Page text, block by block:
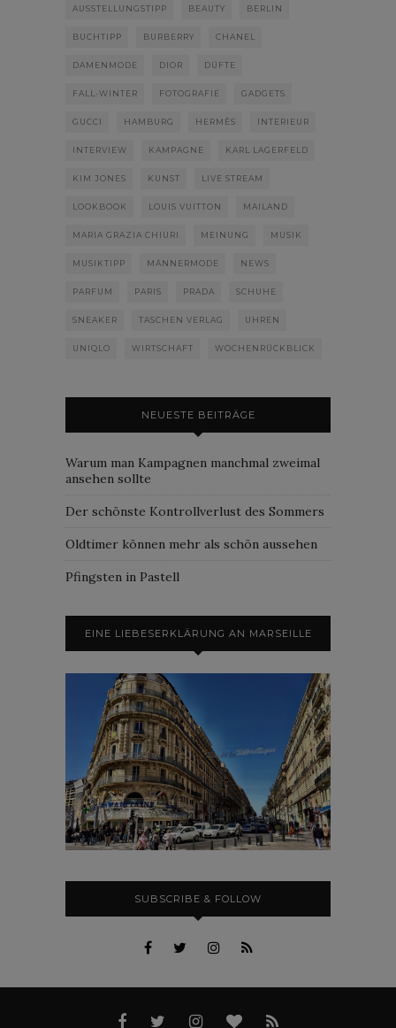
AUSSTELLUNGSTIPP BEAUTY BERLIN
BUCHTIPP BURBERRY CHANEL
DAMENMODE DIOR DÜFTE
FALL-WINTER FOTOGRAFIE GADGETS
GUCCI HAMBURG HERMÈS INTERIEUR
INTERVIEW KAMPAGNE KARL LAGERFELD
KIM JONES KUNST LIVE STREAM
LOOKBOOK LOUIS VUITTON MAILAND
MARIA GRAZIA CHIURI MEINUNG MUSIK
MUSIKTIPP MÄNNERMODE NEWS
PARFUM PARIS PRADA SCHUHE
SNEAKER TASCHEN VERLAG UHREN
UNIQLO WIRTSCHAFT WOCHENRÜCKBLICK
NEUESTE BEITRÄGE
Warum man Kampagnen manchmal zweimal
ansehen sollte
Der schönste Kontrollverlust des Sommers
Oldtimer können mehr als schön aussehen
Pfingsten in Pastell
EINE LIEBESERKLÄRUNG AN MARSEILLE
SUBSCRIBE & FOLLOW